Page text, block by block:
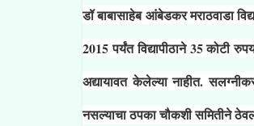
डॉ बाबासाहेब आंबेडकर मराठवाडा
2015 पर्यंत विद्यापीठाने 35 कोटी
अद्यायावत केलेल्या नाहीत.
नसल्याचा ठपका चौकशी समितीने